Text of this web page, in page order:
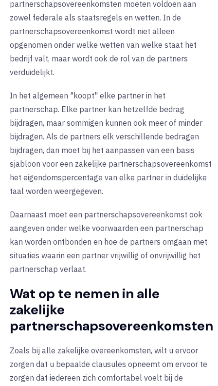
partnerschapsovereenkomsten moeten voldoen aan
zowel federale als staatsregels en wetten. In de
partnerschapsovereenkomst wordt niet alleen
opgenomen onder welke wetten van welke staat het
bedrijf valt, maar wordt ook de rol van de partners
verduidelijkt.
In het algemeen "koopt" elke partner in het
partnerschap. Elke partner kan hetzelfde bedrag
bijdragen, maar sommigen kunnen ook meer of minder
bijdragen. Als de partners elk verschillende bedragen
bijdragen, dan moet bij het aanpassen van een basis
sjabloon voor een zakelijke partnerschapsovereenkomst
het eigendomspercentage van elke partner in duidelijke
taal worden weergegeven.
Daarnaast moet een partnerschapsovereenkomst ook
aangeven onder welke voorwaarden een partnerschap
kan worden ontbonden en hoe de partners omgaan met
situaties waarin een partner vrijwillig of onvrijwillig het
partnerschap verlaat.
Wat op te nemen in alle
zakelijke
partnerschapsovereenkomsten
Zoals bij alle zakelijke overeenkomsten, wilt u ervoor
zorgen dat u bepaalde clausules opneemt om ervoor te
zorgen dat iedereen zich comfortabel voelt bij de